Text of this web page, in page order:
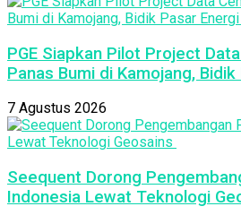
PGE Siapkan Pilot Project
Panas Bumi di Kamojang,
7 Agustus 2026
Seequent Dorong
Indonesia Lewat Teknologi